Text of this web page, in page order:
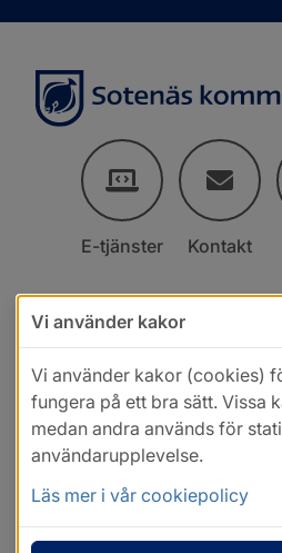
E-tjänster Kontakt
Vi använder kakor
Vi använder kakor (cookies)
fungera på ett bra sätt. Vissa
medan andra används för
användarupplevelse.
Läs mer i vår cookiepolicy